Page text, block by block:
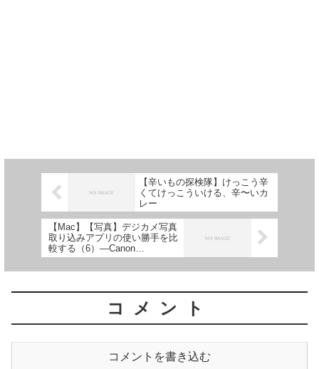
【辛いもの探検隊】けっこう辛
くてけっこういける、辛〜いカ
レー
【Mac】【写真】デジカメ写真
取り込みアプリの使い勝手を比
較する（6）—Canon
CameraWindow
コメント
コメントを書き込む